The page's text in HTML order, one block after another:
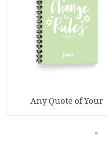
Any Quote of Your
5